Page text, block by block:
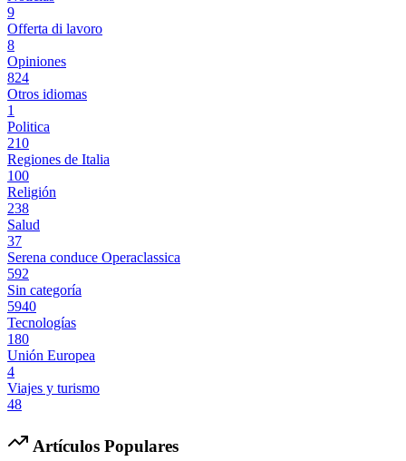
9
Offerta di lavoro
8
Opiniones
824
Otros idiomas
1
Politica
210
Regiones de Italia
100
Religión
238
Salud
37
Serena conduce Operaclassica
592
Sin categoría
5940
Tecnologías
180
Unión Europea
4
Viajes y turismo
48
Artículos Populares